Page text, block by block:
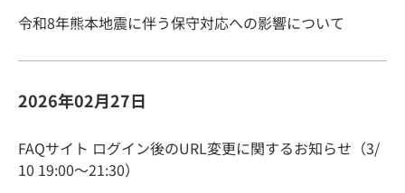
令和8年熊本地震に伴う保守対応への影響について
2026年02月27日
FAQサイト ログイン後のURL変更に関するお知らせ（3/
10 19:00～21:30）